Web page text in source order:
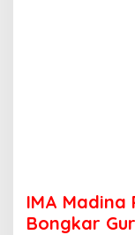
IMA Madina
Bongkar